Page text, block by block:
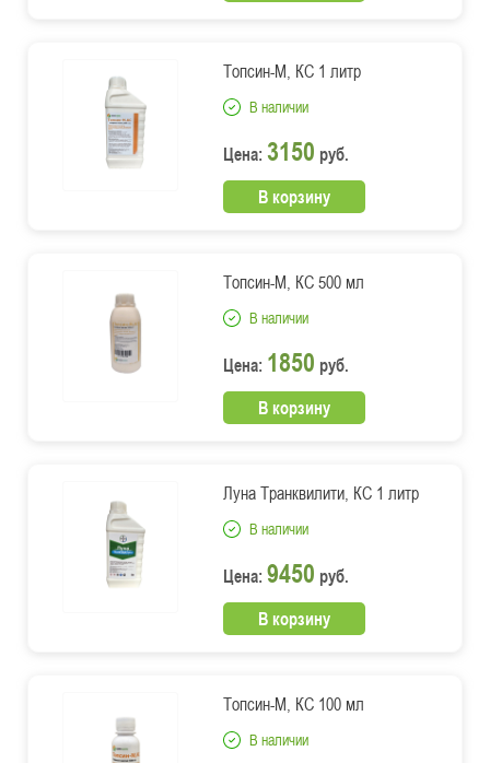
Топсин-М, КС 1 литр
В наличии
Цена: 3150 руб.
В корзину
Топсин-М, КС 500 мл
В наличии
Цена: 1850 руб.
В корзину
Луна Транквилити, КС 1 литр
В наличии
Цена: 9450 руб.
В корзину
Топсин-М, КС 100 мл
В наличии